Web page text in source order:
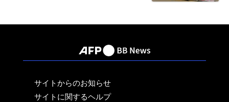
サイトからのお知らせ
サイトに関するヘルプ